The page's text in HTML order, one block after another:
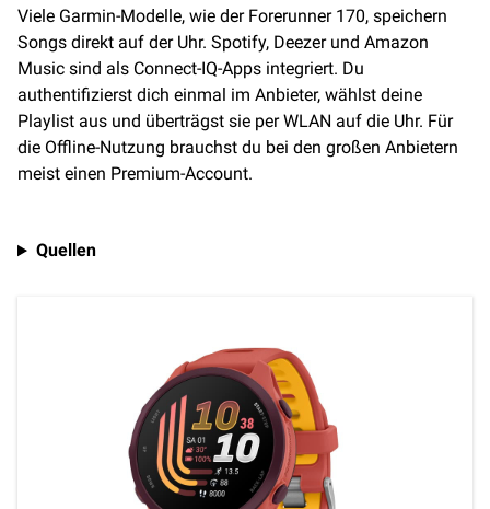
Viele Garmin-Modelle, wie der Forerunner 170, speichern
Songs direkt auf der Uhr. Spotify, Deezer und Amazon
Music sind als Connect-IQ-Apps integriert. Du
authentifizierst dich einmal im Anbieter, wählst deine
Playlist aus und überträgst sie per WLAN auf die Uhr. Für
die Offline-Nutzung brauchst du bei den großen Anbietern
meist einen Premium-Account.
Quellen